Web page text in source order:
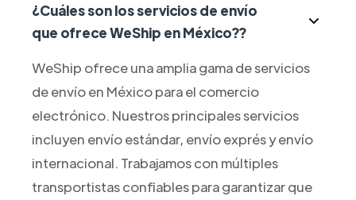
¿Cuáles son los servicios de envío
que ofrece WeShip en México??
WeShip ofrece una amplia gama de servicios
de envío en México para el comercio
electrónico. Nuestros principales servicios
incluyen envío estándar, envío exprés y envío
internacional. Trabajamos con múltiples
transportistas confiables para garantizar que